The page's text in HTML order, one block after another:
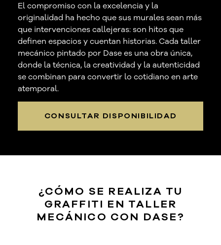
El compromiso con la excelencia y la
originalidad ha hecho que sus murales sean más
que intervenciones callejeras: son hitos que
definen espacios y cuentan historias. Cada taller
mecánico pintado por Dase es una obra única,
donde la técnica, la creatividad y la autenticidad
se combinan para convertir lo cotidiano en arte
atemporal.
CONSULTAR DISPONIBILIDAD
¿CÓMO SE REALIZA TU
GRAFFITI EN TALLER
MECÁNICO CON DASE?